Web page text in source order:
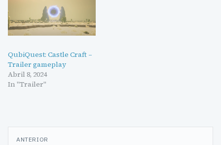
QubiQuest: Castle Craft –
Trailer gameplay
Abril 8, 2024
In "Trailer"
Navegação
ANTERIOR